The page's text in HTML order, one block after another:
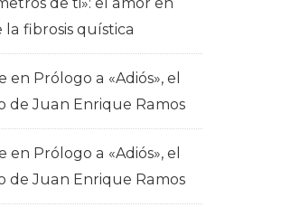
la fibrosis quística
en Prólogo a «Adiós», el
de Juan Enrique Ramos
en Prólogo a «Adiós», el
de Juan Enrique Ramos